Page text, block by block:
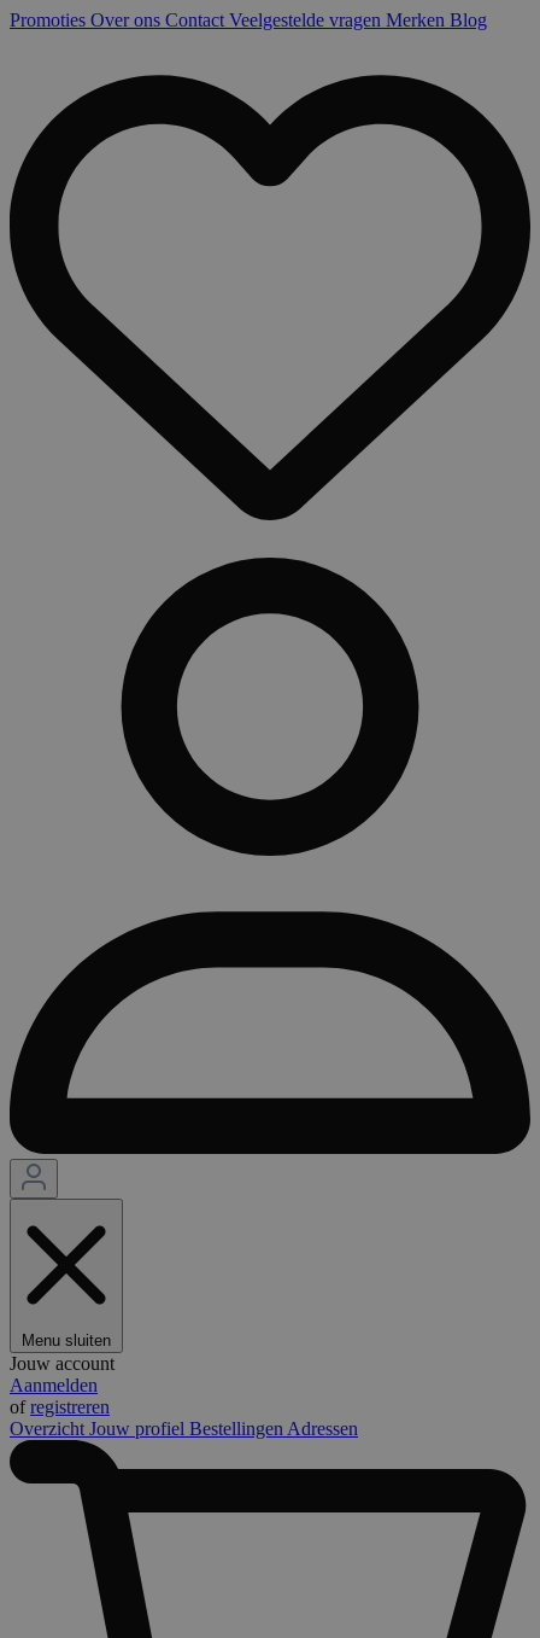
Promoties Over ons Contact Veelgestelde vragen Merken Blog
Menu sluiten
Jouw account
Aanmelden
ofregistreren
Overzicht Jouw profiel Bestellingen Adressen